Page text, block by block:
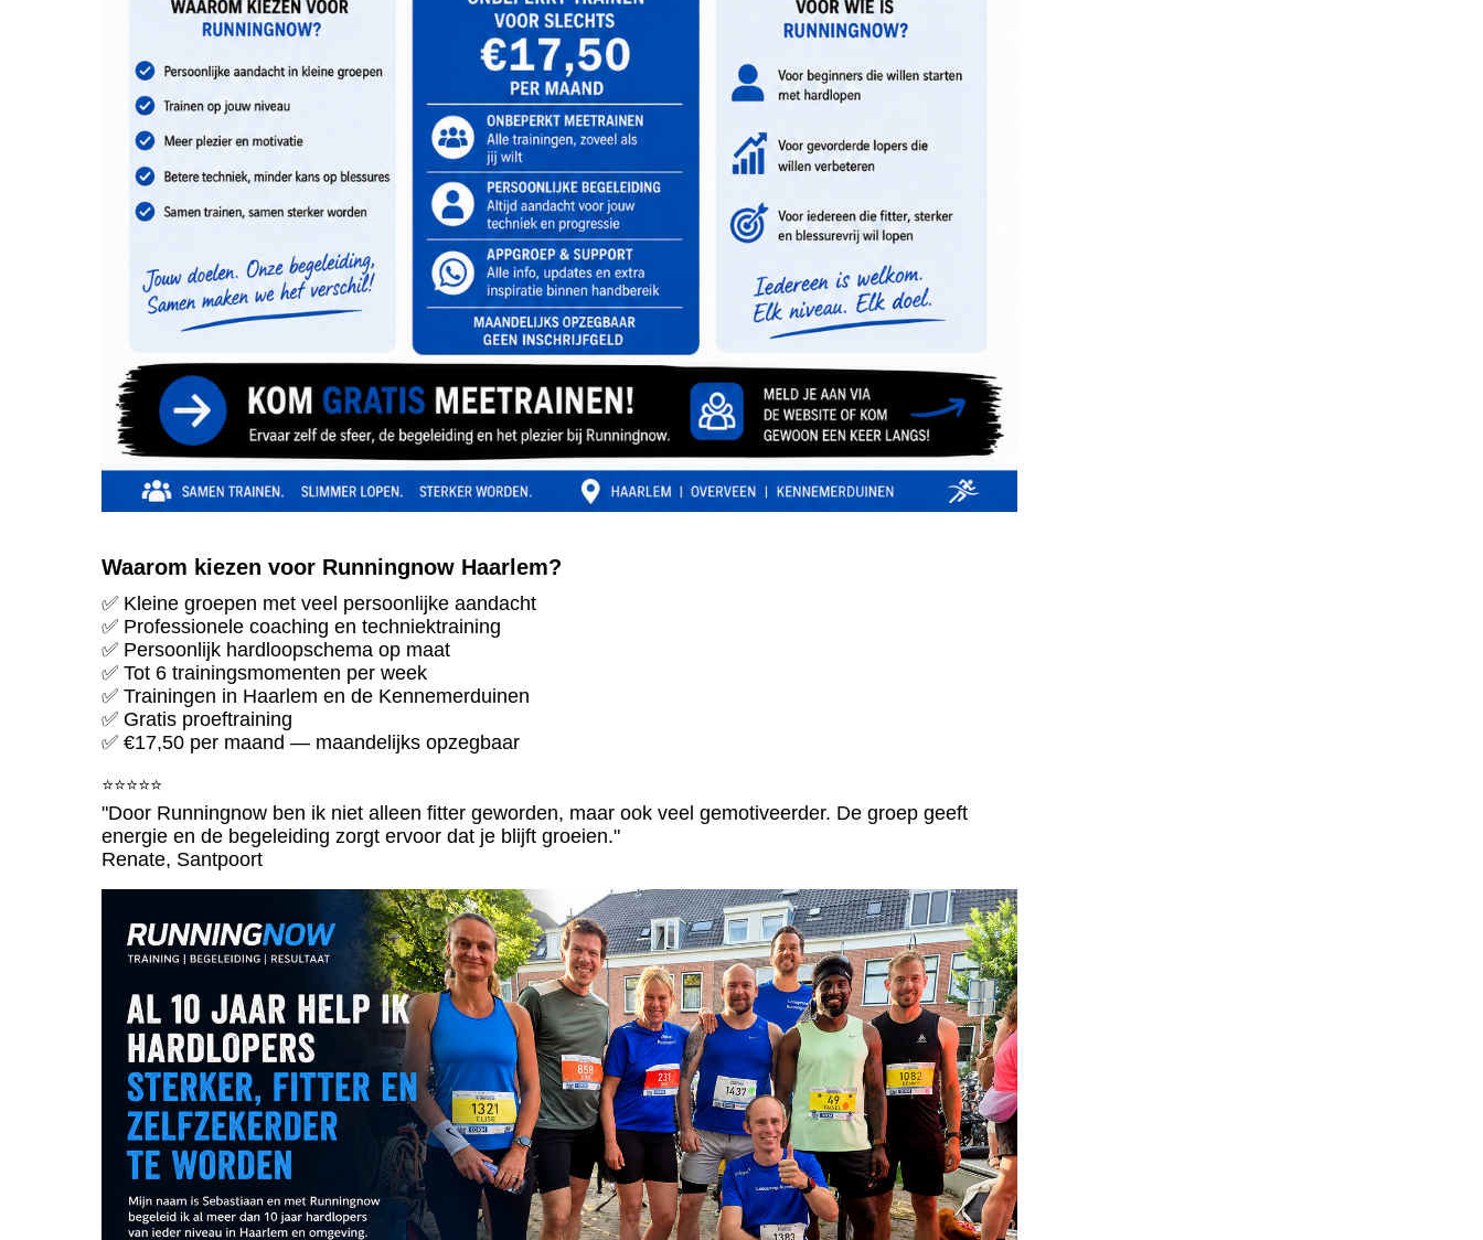
Waarom kiezen voor Runningnow Haarlem?
✅ Kleine groepen met veel persoonlijke aandacht
✅ Professionele coaching en techniektraining
✅ Persoonlijk hardloopschema op maat
✅ Tot 6 trainingsmomenten per week
✅ Trainingen in Haarlem en de Kennemerduinen
✅ Gratis proeftraining
✅ €17,50 per maand — maandelijks opzegbaar
⭐⭐⭐⭐⭐
"Door Runningnow ben ik niet alleen fitter geworden, maar ook veel gemotiveerder. De groep geeft
energie en de begeleiding zorgt ervoor dat je blijft groeien."
Renate, Santpoort